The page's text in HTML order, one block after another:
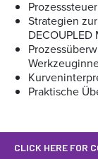
Strategien
DECOUPLED
Praktische
CLICK HERE FOR